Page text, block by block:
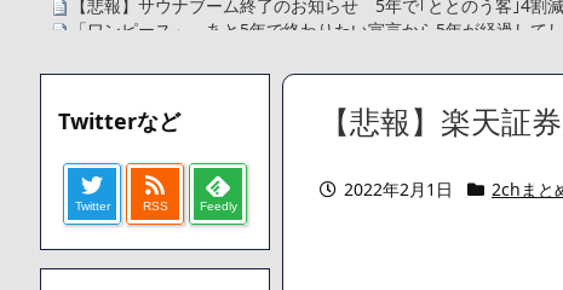
【悲報】サウナブーム終了のお知らせ 5年で｢ととのう客｣4割減
「ワンピース」、あと5年で終わりたい宣言から5年が経過して
【画像】さくまあきら「桃鉄の赤マスは実際に行ってみてクソ
【愕然】ワイ「豚バラ220gカリッカリになるまで焼いて重さ調
字やろなあww)」→結果・・・・・・・・・・・・・・・・・・・
【速報】楽天グループ、減損損失約160億円と約700億円の繰延
【悲報】読売新聞、「避難所の自販機が壊されて窃盗された」
てしまう
SM風俗嬢ワイ、なんでも答えるが質問ある？
【悲報】楽天証
2022年2月1日 2chまと
Twitterなど
Twitter RSS Feedly